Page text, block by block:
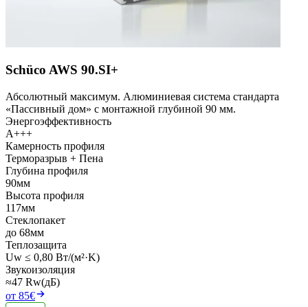
Schüco AWS 90.SI+
Абсолютный максимум. Алюминиевая система стандарта
«Пассивный дом» с монтажной глубиной 90 мм.
Энергоэффективность
A+++
Камерность профиля
Терморазрыв + Пена
Глубина профиля
90мм
Высота профиля
117мм
Стеклопакет
до 68мм
Теплозащита
Uw ≤ 0,80 Вт/(м²·K)
Звукоизоляция
≈47 Rw(дБ)
от 85€